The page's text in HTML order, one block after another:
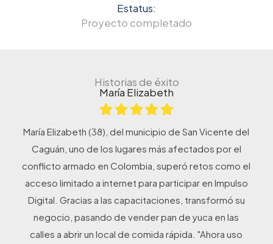
Estatus:
Proyecto completado
Historias de éxito
María Elizabeth
María Elizabeth (38), del municipio de San Vicente del
Caguán, uno de los lugares más afectados por el
conflicto armado en Colombia, superó retos como el
acceso limitado a internet para participar en Impulso
Digital. Gracias a las capacitaciones, transformó su
negocio, pasando de vender pan de yuca en las
calles a abrir un local de comida rápida. "Ahora uso